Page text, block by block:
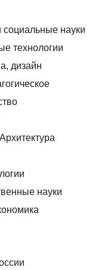
науки
технологии
дизайн
науки